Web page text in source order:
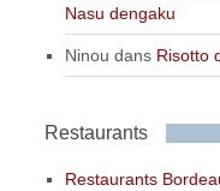
Nasu dengaku
Ninou dans Risotto
Restaurants
Restaurants